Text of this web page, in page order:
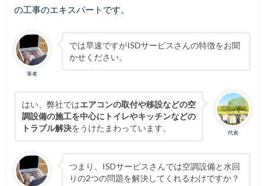
の工事のエキスパートです。
筆者
では早速ですがISDサービスさんの特徴をお聞
かせください。
代表
はい、弊社ではエアコンの取付や移設などの空
調設備の施工を中心にトイレやキッチンなどの
トラブル解決をうけたまわっています。
つまり、ISDサービスさんでは空調設備と水回
りの2つの問題を解決してくれるわけですか？